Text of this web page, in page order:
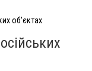
об'єктах